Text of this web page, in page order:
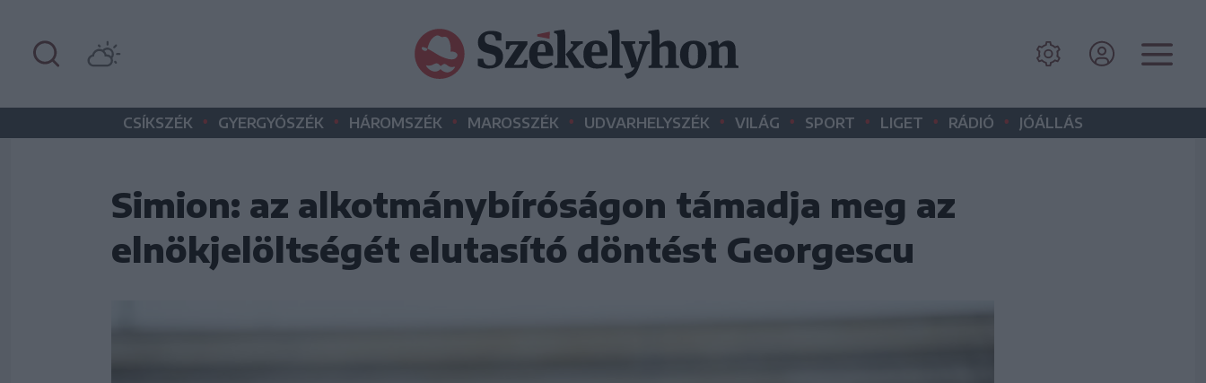
CSÍKSZÉK • GYERGYÓSZÉK • HÁROMSZÉK • MAROSSZÉK • UDVARHELYSZÉK • VILÁG • SPORT • LIGET • RÁDIÓ • JÓÁLLÁS
Simion: az alkotmánybíróságon támadja meg az
elnökjelöltségét elutasító döntést Georgescu